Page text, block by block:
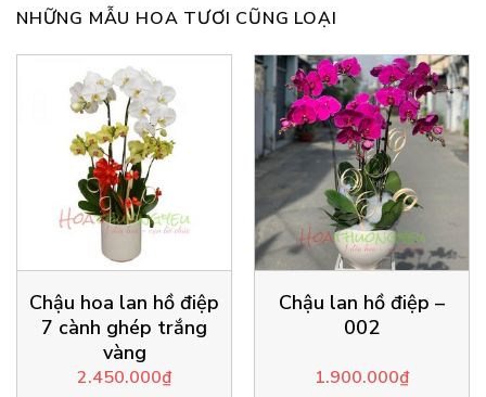
NHỮNG MẪU HOA TƯƠI CŨNG LOẠI
Chậu hoa lan hồ điệp
7 cành ghép trắng
vàng
2.450.000₫
Chậu lan hồ điệp –
002
1.900.000₫